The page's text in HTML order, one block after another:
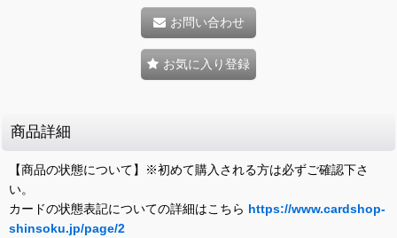
お問い合わせ
お気に入り登録
商品詳細
【商品の状態について】※初めて購入される方は必ずご確認下さ
い。
カードの状態表記についての詳細はこちら https://www.cardshop-
shinsoku.jp/page/2